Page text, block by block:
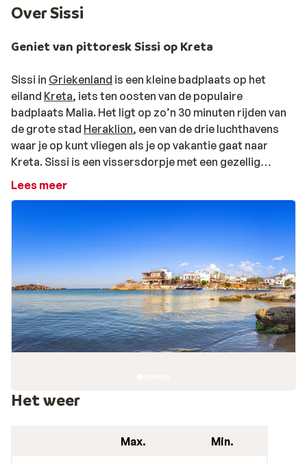
Over Sissi
Geniet van pittoresk Sissi op Kreta
Sissi in Griekenland is een kleine badplaats op het
eiland Kreta, iets ten oosten van de populaire
badplaats Malia. Het ligt op zo’n 30 minuten rijden van
de grote stad Heraklion, een van de drie luchthavens
waar je op kunt vliegen als je op vakantie gaat naar
Kreta. Sissi is een vissersdorpje met een gezellig
centrum vol leuke winkels, marktjes en tavernes waar je
mooi uitzicht op het pittoreske haventje en de
vissersboten. Sta een keer extra vroeg op om mee te
maken hoe de vissers hun vangst selecteren voordat ze
deze naar de markt brengen. Aan de zuidkant van Sissi
ligt het authentieke deel, Pano Sissi, omgeven door
prachtige velden met olijfbomen. Sissi heeft een aantal
strandjes, dus genoeg plek om je strandhanddoek uit
te rollen en van de zon te genieten. Wanneer ga jij op
Schitterende stranden, culturele en historische
Hartelijk ontvangen worden door de gastvrije Griekse
Lees meer
Het weer
Max. Min.